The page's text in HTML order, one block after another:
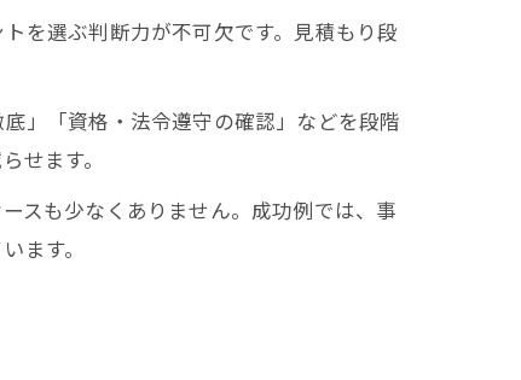
を選ぶ判断力が不可欠です。見積もり段
」「資格・法令遵守の確認」などを段階
せます。
スも少なくありません。成功例では、事
ます。